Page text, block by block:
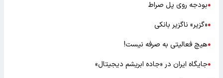
●بودجه روی پل صراط
●«گزیر» ناگزیر بانکی
●هیچ فعالیتی به صرفه نیست!
●جایگاه ایران در «جاده ابریشم دیجیتال»